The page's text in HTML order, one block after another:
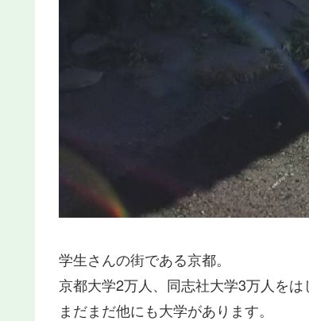
学生さんの街である京都。
京都大学2万人、同志社大学3万人をは
まだまだ他にも大学があります。